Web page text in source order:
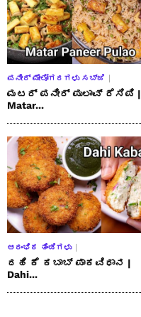
ಪನೀರ್ ಮೇಲೋಗರಗಳು ಸಬ್ಜಿ
ಮಟರ್ ಪನೀರ್ ಪುಲಾವ್ ರೆಸಿಪಿ |
Matar...
ಆರಂಭಿಕ ತಿಂಡಿಗಳು
ದಹಿ ಕೆ ಕಬಾಬ್ ಪಾಕವಿಧಾನ |
Dahi...